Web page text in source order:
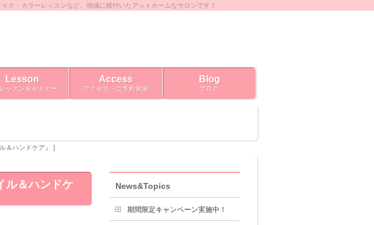
ク・カラーレッスンなど。地域に根付いたアットホームなサロンです！
Lesson
ッスン＆セミナー
Access
アクセス・ご予約状況
Blog
ブログ
＆ハンドケア』 ]
ル＆ハンドケ
News&Topics
期間限定キャンペーン実施中！